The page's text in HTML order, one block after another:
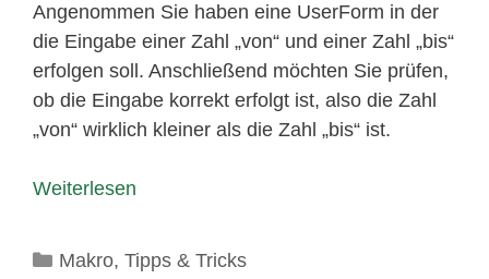
Angenommen Sie haben eine UserForm in der
die Eingabe einer Zahl „von“ und einer Zahl „bis“
erfolgen soll. Anschließend möchten Sie prüfen,
ob die Eingabe korrekt erfolgt ist, also die Zahl
„von“ wirklich kleiner als die Zahl „bis“ ist.
Weiterlesen
Kategorien
Makro, Tipps & Tricks